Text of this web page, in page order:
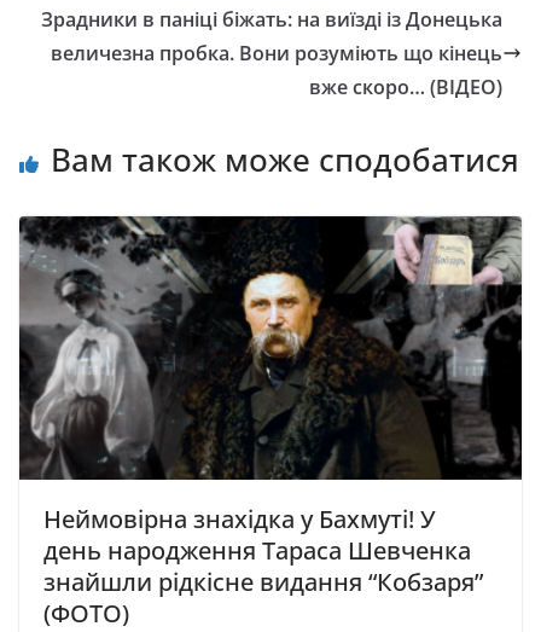
Зрадники в паніці біжать: на виїзді із Донецька
величезна пробка. Вони розуміють що кінець
вже скоро… (ВІДЕО)
Вам також може сподобатися
Неймовірна знахідка у Бахмуті! У
день народження Тараса Шевченка
знайшли рідкісне видання “Кобзаря”
(ФОТО)